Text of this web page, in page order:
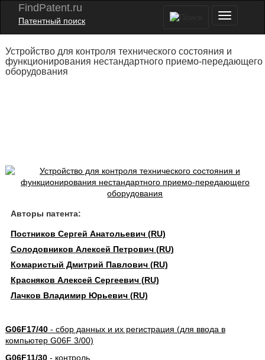
FindPatent.ru
Патентный поиск
Устройство для контроля технического состояния и
функционирования нестандартного приемо-передающего
оборудования
Авторы патента:
Постников Сергей Анатольевич (RU)
Солодовников Алексей Петрович (RU)
Комаристый Дмитрий Павлович (RU)
Красняков Алексей Сергеевич (RU)
Лачков Владимир Юрьевич (RU)
G06F17/40- сбор данных и их регистрация (для ввода в
компьютер G06F 3/00)
G06F11/30- контроль